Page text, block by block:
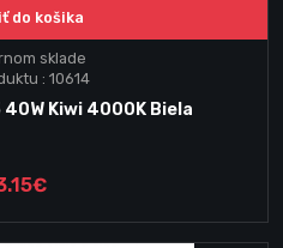
do košika
sklade
: 10614
40W Kiwi 4000K Biela